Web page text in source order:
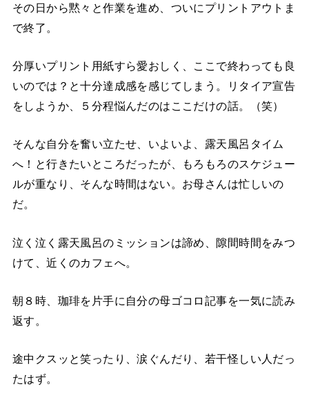
その日から黙々と作業を進め、ついにプリントアウトま
で終了。
分厚いプリント用紙すら愛おしく、ここで終わっても良
いのでは？と十分達成感を感じてしまう。リタイア宣告
をしようか、５分程悩んだのはここだけの話。（笑）
そんな自分を奮い立たせ、いよいよ、露天風呂タイム
へ！と行きたいところだったが、もろもろのスケジュー
ルが重なり、そんな時間はない。お母さんは忙しいの
だ。
泣く泣く露天風呂のミッションは諦め、隙間時間をみつ
けて、近くのカフェへ。
朝８時、珈琲を片手に自分の母ゴコロ記事を一気に読み
返す。
途中クスッと笑ったり、涙ぐんだり、若干怪しい人だっ
たはず。